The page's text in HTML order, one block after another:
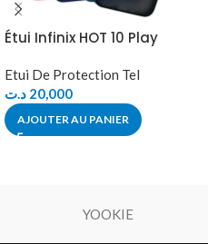
Étui Infinix HOT 10 Play
Etui De Protection Tel
20,000 د.ت
AJOUTER AU PANIER
YOOKIE